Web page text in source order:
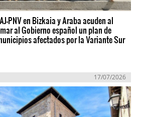
PNV en Bizkaia y Araba acuden al
al Gobierno español un plan de
afectados por la Variante Sur
17/07/2026